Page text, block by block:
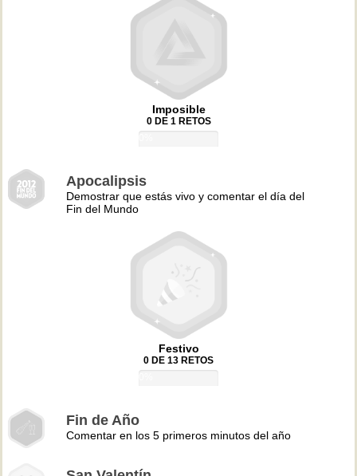
Imposible
0 DE 1 RETOS
Apocalipsis
Demostrar que estás vivo y comentar el día del
Fin del Mundo
Festivo
0 DE 13 RETOS
Fin de Año
Comentar en los 5 primeros minutos del año